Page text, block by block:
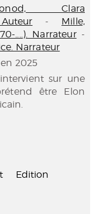
Clara
- Mille,
....). Narrateur-
Narrateur
2025
sur une
être Elon
Edition